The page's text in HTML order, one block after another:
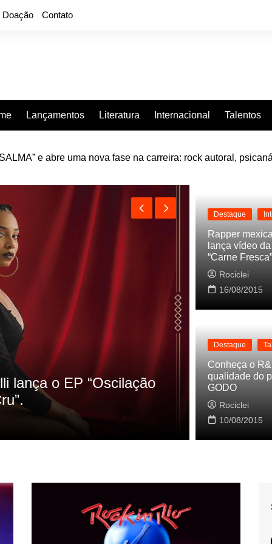
Doação Contato
Lançamentos Literatura Internacional Talentos
e abre uma nova fase na carreira: rock autoral,
“Projeção”, de 2010, nas plataformas digitais
referencias do clipe de
Destaque
Cynthia
Baleiro
Rociclei
Destaque
Rapper
lança vídeo
“Carne Fresca”
Rociclei
16/08/2015
Destaque
Conheça o
qualidade do
GODO
Rociclei
10/08/2015